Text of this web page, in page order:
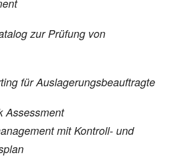
zur Prüfung von
für Auslagerungsbeauftragte
Assessment
mit Kontroll- und